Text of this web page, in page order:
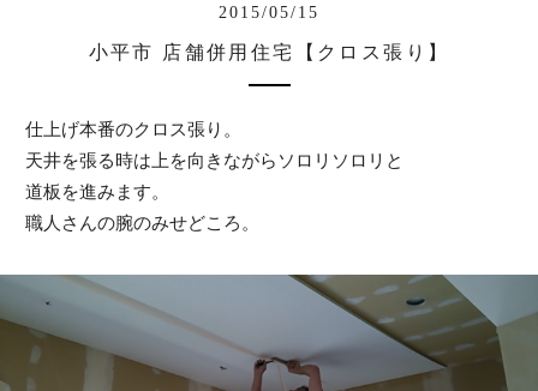
2015/05/15
小平市 店舗併用住宅【クロス張り】
仕上げ本番のクロス張り。
天井を張る時は上を向きながらソロリソロリと
道板を進みます。
職人さんの腕のみせどころ。